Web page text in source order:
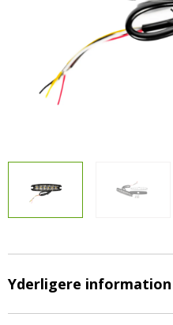
FAQs – Ofte stillede spørgsmål
Yderligere information